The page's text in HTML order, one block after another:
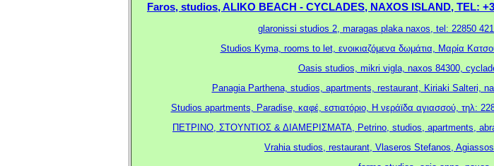
Faros, studios, ALIKO BEACH - CYCLADES, NAXOS ISLAND, TEL:
glaronissi studios 2, maragas plaka naxos, tel: 22850
Studios Kyma, rooms to let, ενοικιαζόμενα δωμάτια, Μαρία
Oasis studios, mikri vigla, naxos 84300,
Panagia Parthena, studios, apartments, restaurant, Kiriaki Salteri,
Studios apartments, Paradise, καφέ, εστιατόριο, Η νεράϊδα αγιασσού, τηλ:
ΠΕΤΡΙΝΟ, ΣΤΟΥΝΤΙΟΣ & ΔΙΑΜΕΡΙΣΜΑΤΑ, Petrino, studios, apartments,
Vrahia studios, restaurant, Vlaseros Stefanos,